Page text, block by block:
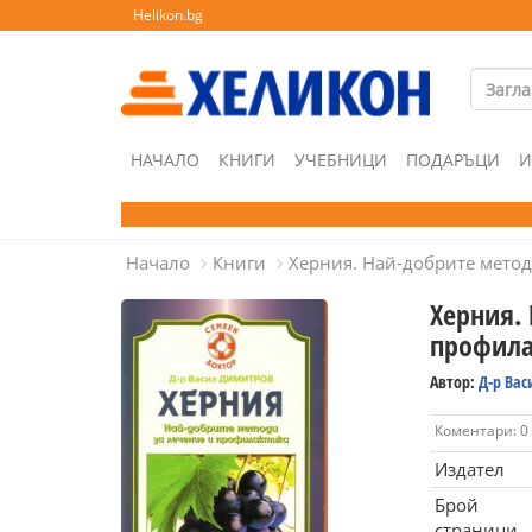
Helikon.bg
НАЧАЛО КНИГИ УЧЕБНИЦИ ПОДАРЪЦИ
Начало Книги Херния. Най-добрите
Херния.
Автор: Д-р
Коментари: 0
Издател
Брой